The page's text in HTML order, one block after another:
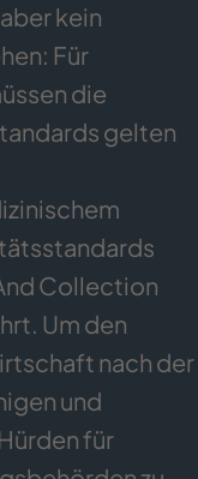
kein
Für
die
gelten
Collection
Um den
nach der
und
für